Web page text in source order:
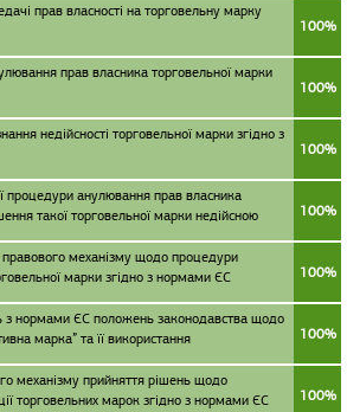
прав власності на торговельну марку
100%
прав власника торговельної марки
100%
недійсності торговельної марки згідно з
100%
процедури анулювання прав власника
такої торговельної марки недійсною
100%
правового механізму щодо процедури
марки згідно з нормами ЄС
100%
з нормами ЄС положень законодавства щодо
марка” та її використання
100%
механізму прийняття рішень щодо
торговельних марок згідно з нормами ЄС
100%